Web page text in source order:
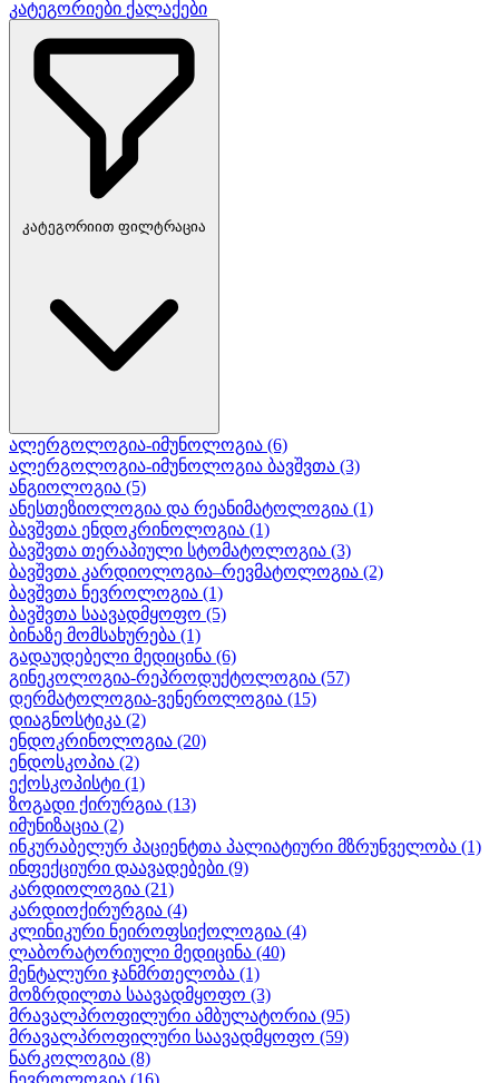
კატეგორიები ქალაქები
კატეგორიით ფილტრაცია
ალერგოლოგია-იმუნოლოგია (6)
ალერგოლოგია-იმუნოლოგია ბავშვთა (3)
ანგიოლოგია (5)
ანესთეზიოლოგია და რეანიმატოლოგია (1)
ბავშვთა ენდოკრინოლოგია (1)
ბავშვთა თერაპიული სტომატოლოგია (3)
ბავშვთა კარდიოლოგია–რევმატოლოგია (2)
ბავშვთა ნევროლოგია (1)
ბავშვთა საავადმყოფო (5)
ბინაზე მომსახურება (1)
გადაუდებელი მედიცინა (6)
გინეკოლოგია-რეპროდუქტოლოგია (57)
დერმატოლოგია-ვენეროლოგია (15)
დიაგნოსტიკა (2)
ენდოკრინოლოგია (20)
ენდოსკოპია (2)
ექოსკოპისტი (1)
ზოგადი ქირურგია (13)
იმუნიზაცია (2)
ინკურაბელურ პაციენტთა პალიატიური მზრუნველობა (1)
ინფექციური დაავადებები (9)
კარდიოლოგია (21)
კარდიოქირურგია (4)
კლინიკური ნეიროფსიქოლოგია (4)
ლაბორატორიული მედიცინა (40)
მენტალური ჯანმრთელობა (1)
მოზრდილთა საავადმყოფო (3)
მრავალპროფილური ამბულატორია (95)
მრავალპროფილური საავადმყოფო (59)
ნარკოლოგია (8)
ნევროლოგია (16)